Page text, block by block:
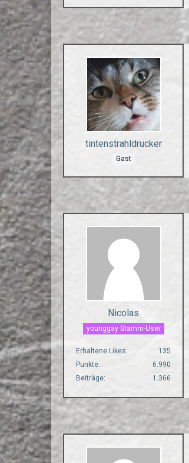
tintenstrahldrucker
Gast
Nicolas
younggay Stamm-User
Erhaltene Likes
135
Punkte
6.990
Beiträge
1.366